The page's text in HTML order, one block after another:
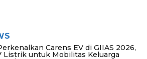
Carens EV di GIIAS 2026,
Listrik untuk Mobilitas Keluarga